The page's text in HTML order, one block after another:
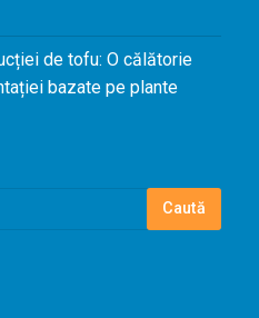
de tofu: O călătorie
bazate pe plante